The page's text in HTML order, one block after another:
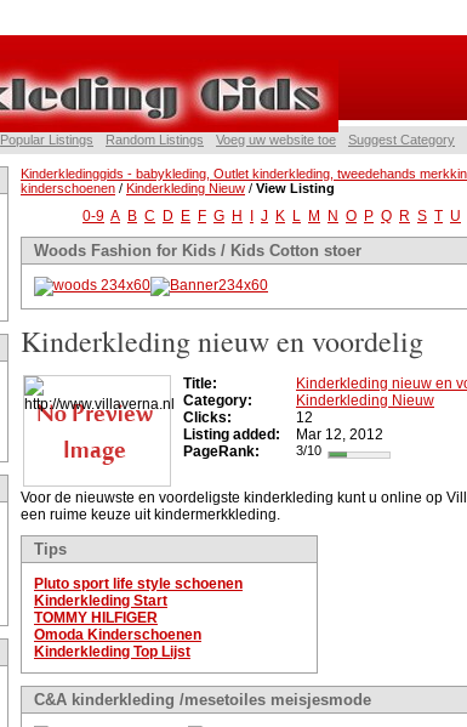
Popular Listings Random Listings Voeg uw website toe Suggest Category
Kinderkledinggids - babykleding, Outlet kinderkleding, tweedehands
kinderschoenen / Kinderkleding Nieuw / View Listing
0-9 A B C D E F G H J K L M N O P Q R S T U
Woods Fashion for Kids / Kids Cotton stoer
Kinderkleding nieuw en voordelig
Title:
Kinderkleding nieuw en
Category:
Kinderkleding Nieuw
Clicks:
12
Listing added:
Mar 12, 2012
PageRank:
3/10
Voor de nieuwste en voordeligste kinderkleding kunt u online op
een ruime keuze uit kindermerkkleding.
Tips
Pluto sport life style schoenen
Kinderkleding Start
TOMMY HILFIGER
Omoda Kinderschoenen
Kinderkleding Top Lijst
C&A kinderkleding /mesetoiles meisjesmode